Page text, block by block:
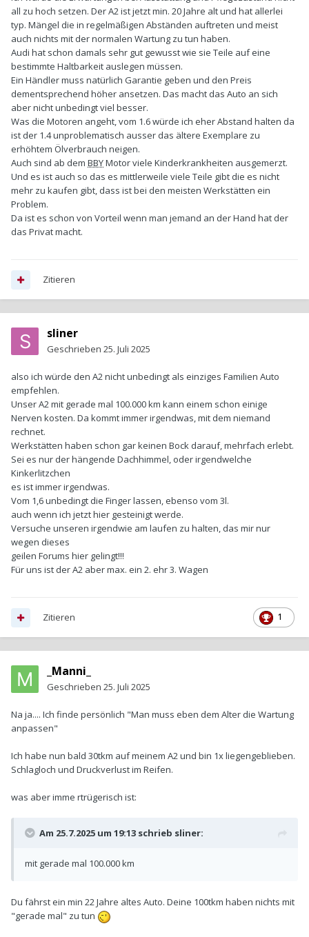
all zu hoch setzen. Der A2 ist jetzt min. 20 Jahre alt und hat allerlei
typ. Mängel die in regelmäßigen Abständen auftreten und meist
auch nichts mit der normalen Wartung zu tun haben.
Audi hat schon damals sehr gut gewusst wie sie Teile auf eine
bestimmte Haltbarkeit auslegen müssen.
Ein Händler muss natürlich Garantie geben und den Preis
dementsprechend höher ansetzen. Das macht das Auto an sich
aber nicht unbedingt viel besser.
Was die Motoren angeht, vom 1.6 würde ich eher Abstand halten da
ist der 1.4 unproblematisch ausser das ältere Exemplare zu
erhöhtem Ölverbrauch neigen.
Auch sind ab dem BBYMotor viele Kinderkrankheiten ausgemerzt.
Und es ist auch so das es mittlerweile viele Teile gibt die es nicht
mehr zu kaufen gibt, dass ist bei den meisten Werkstätten ein
Problem.
Da ist es schon von Vorteil wenn man jemand an der Hand hat der
das Privat macht.
Zitieren
sliner
Geschrieben 25. Juli 2025
also ich würde den A2 nicht unbedingt als einziges Familien Auto
empfehlen.
Unser A2 mit gerade mal 100.000 km kann einem schon einige
Nerven kosten. Da kommt immer irgendwas, mit dem niemand
rechnet.
Werkstätten haben schon gar keinen Bock darauf, mehrfach erlebt.
Sei es nur der hängende Dachhimmel, oder irgendwelche
Kinkerlitzchen
es ist immer irgendwas.
Vom 1,6 unbedingt die Finger lassen, ebenso vom 3l.
auch wenn ich jetzt hier gesteinigt werde.
Versuche unseren irgendwie am laufen zu halten, das mir nur
wegen dieses
geilen Forums hier gelingt!!!
Für uns ist der A2 aber max. ein 2. ehr 3. Wagen
1
Zitieren
_Manni_
Geschrieben 25. Juli 2025
Na ja.... Ich finde persönlich "Man muss eben dem Alter die Wartung
anpassen"
Ich habe nun bald 30tkm auf meinem A2 und bin 1x liegengeblieben.
Schlagloch und Druckverlust im Reifen.
was aber imme rtrügerisch ist:
Am 25.7.2025 um 19:13 schrieb sliner:
mit gerade mal 100.000 km
Du fährst ein min 22 Jahre altes Auto. Deine 100tkm haben nichts mit
"gerade mal" zu tun